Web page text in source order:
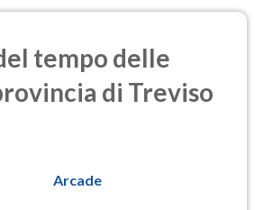
tempo delle
di Treviso
Arcade